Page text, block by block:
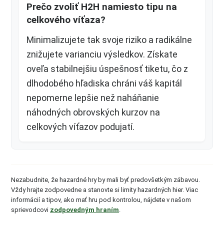
Prečo zvoliť H2H namiesto tipu na
celkového víťaza?
Minimalizujete tak svoje riziko a radikálne
znižujete varianciu výsledkov. Získate
oveľa stabilnejšiu úspešnosť tiketu, čo z
dlhodobého hľadiska chráni váš kapitál
nepomerne lepšie než naháňanie
náhodných obrovských kurzov na
celkových víťazov podujatí.
Nezabudnite, že hazardné hry by mali byť predovšetkým zábavou.
Vždy hrajte zodpovedne a stanovte si limity hazardných hier. Viac
informácií a tipov, ako mať hru pod kontrolou, nájdete v našom
sprievodcovi zodpovedným hraním